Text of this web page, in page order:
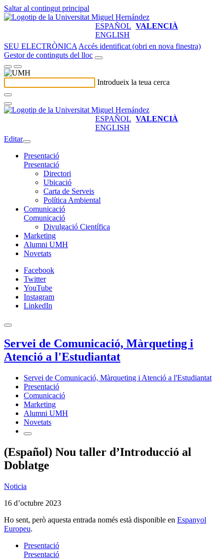
Saltar al contingut principal
ESPAÑOL VALENCIÀ
ENGLISH
SEU ELECTRÒNICA Accés identificat (obri en nova finestra)
Gestor de continguts del lloc
Introdueix la teua cerca
ESPAÑOL VALENCIÀ
ENGLISH
Editar
Presentació
Presentació
Directori
Ubicació
Carta de Serveis
Política Ambiental
Comunicació
Comunicació
Divulgació Científica
Marketing
Alumni UMH
Novetats
Facebook
Twitter
YouTube
Instagram
LinkedIn
Servei de Comunicació, Màrqueting i
Atenció a l'Estudiantat
Servei de Comunicació, Màrqueting i Atenció a l'Estudiantat
Presentació
Comunicació
Marketing
Alumni UMH
Novetats
(Español) Nou taller d’Introducció al
Doblatge
Noticia
16 d’octubre 2023
Ho sent, però aquesta entrada només està disponible en Espanyol
Europeu.
Presentació
Presentació